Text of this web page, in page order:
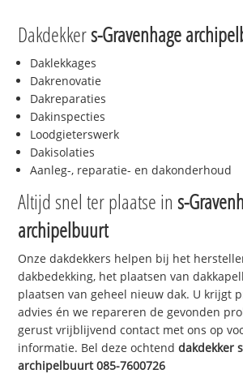
Dakdekkers-Gravenhage
Daklekkages
Dakrenovatie
Dakreparaties
Dakinspecties
Loodgieterswerk
Dakisolaties
Aanleg-, reparatie- en dakonderhoud
Altijd snel ter plaatse in s-
archipelbuurt
Onze dakdekkers helpen bij het
dakbedekking, het plaatsen van
plaatsen van geheel nieuw dak. U krijgt
advies én we repareren de gevonden
gerust vrijblijvend contact met ons op
informatie. Bel deze ochtenddakdekker
archipelbuurt085-7600726